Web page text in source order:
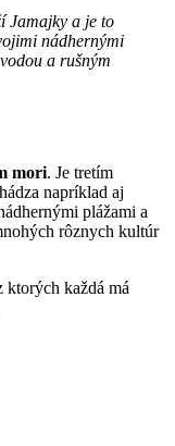
Jamajky a je to
nádhernými
a rušným
mori. Je tretím
napríklad aj
plážami a
rôznych kultúr
ktorých každá má